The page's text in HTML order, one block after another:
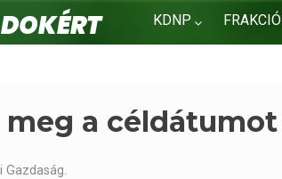
KDNP FRAKCIÓ
meg a céldátumot
Gazdaság.